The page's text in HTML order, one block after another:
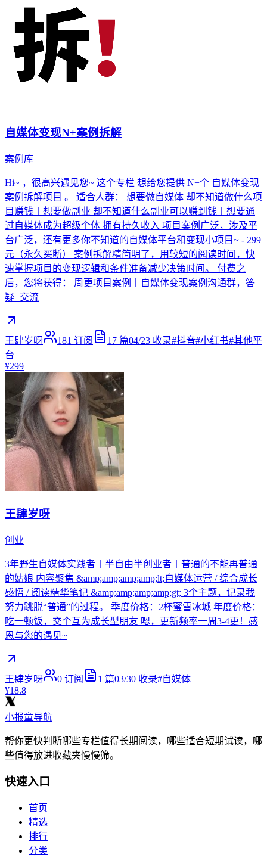
自媒体变现N+案例拆解
案例库
Hi~ ，很高兴遇见您~ 这个专栏 想给您提供 N+个 自媒体变现
案例拆解项目 。 适合人群： 想要做自媒体 却不知道做什么项
目赚钱丨想要做副业 却不知道什么副业可以赚到钱丨想要通
过自媒体成为超级个体 拥有持久收入 项目案例广泛，涉及平
台广泛，还有更多你不知道的自媒体平台和变现小项目~ - 299
元（永久买断） 案例拆解精简明了，用较短的阅读时间，快
速掌握项目的变现逻辑和条件准备减少决策时间。 付费之
后，您将获得： 周更项目案例丨自媒体变现案例沟通群，答
疑+交流
王肆岁呀 181 订阅 17 篇04/23 收录#抖音#小红书#其他平
台
¥299
王肆岁呀
创业
3年野生自媒体实践者丨半自由半创业者丨普通的不能再普通
的姑娘 内容聚焦 &amp;amp;amp;amp;lt;自媒体运营 / 综合成长
感悟 / 阅读精华笔记 &amp;amp;amp;amp;gt; 3个主题，记录我
努力跳脱“普通”的过程。 季度价格：2杯蜜雪冰城 年度价格：
吃一顿饭，交个互为成长型朋友 嗯，更新频率一周3-4更！感
恩与您的遇见~
王肆岁呀 0 订阅 1 篇03/30 收录#自媒体
¥18.8
小报童导航
帮你更快判断哪些专栏值得长期阅读，哪些适合短期试读，哪
些值得放进收藏夹慢慢筛。
快速入口
首页
精选
排行
分类